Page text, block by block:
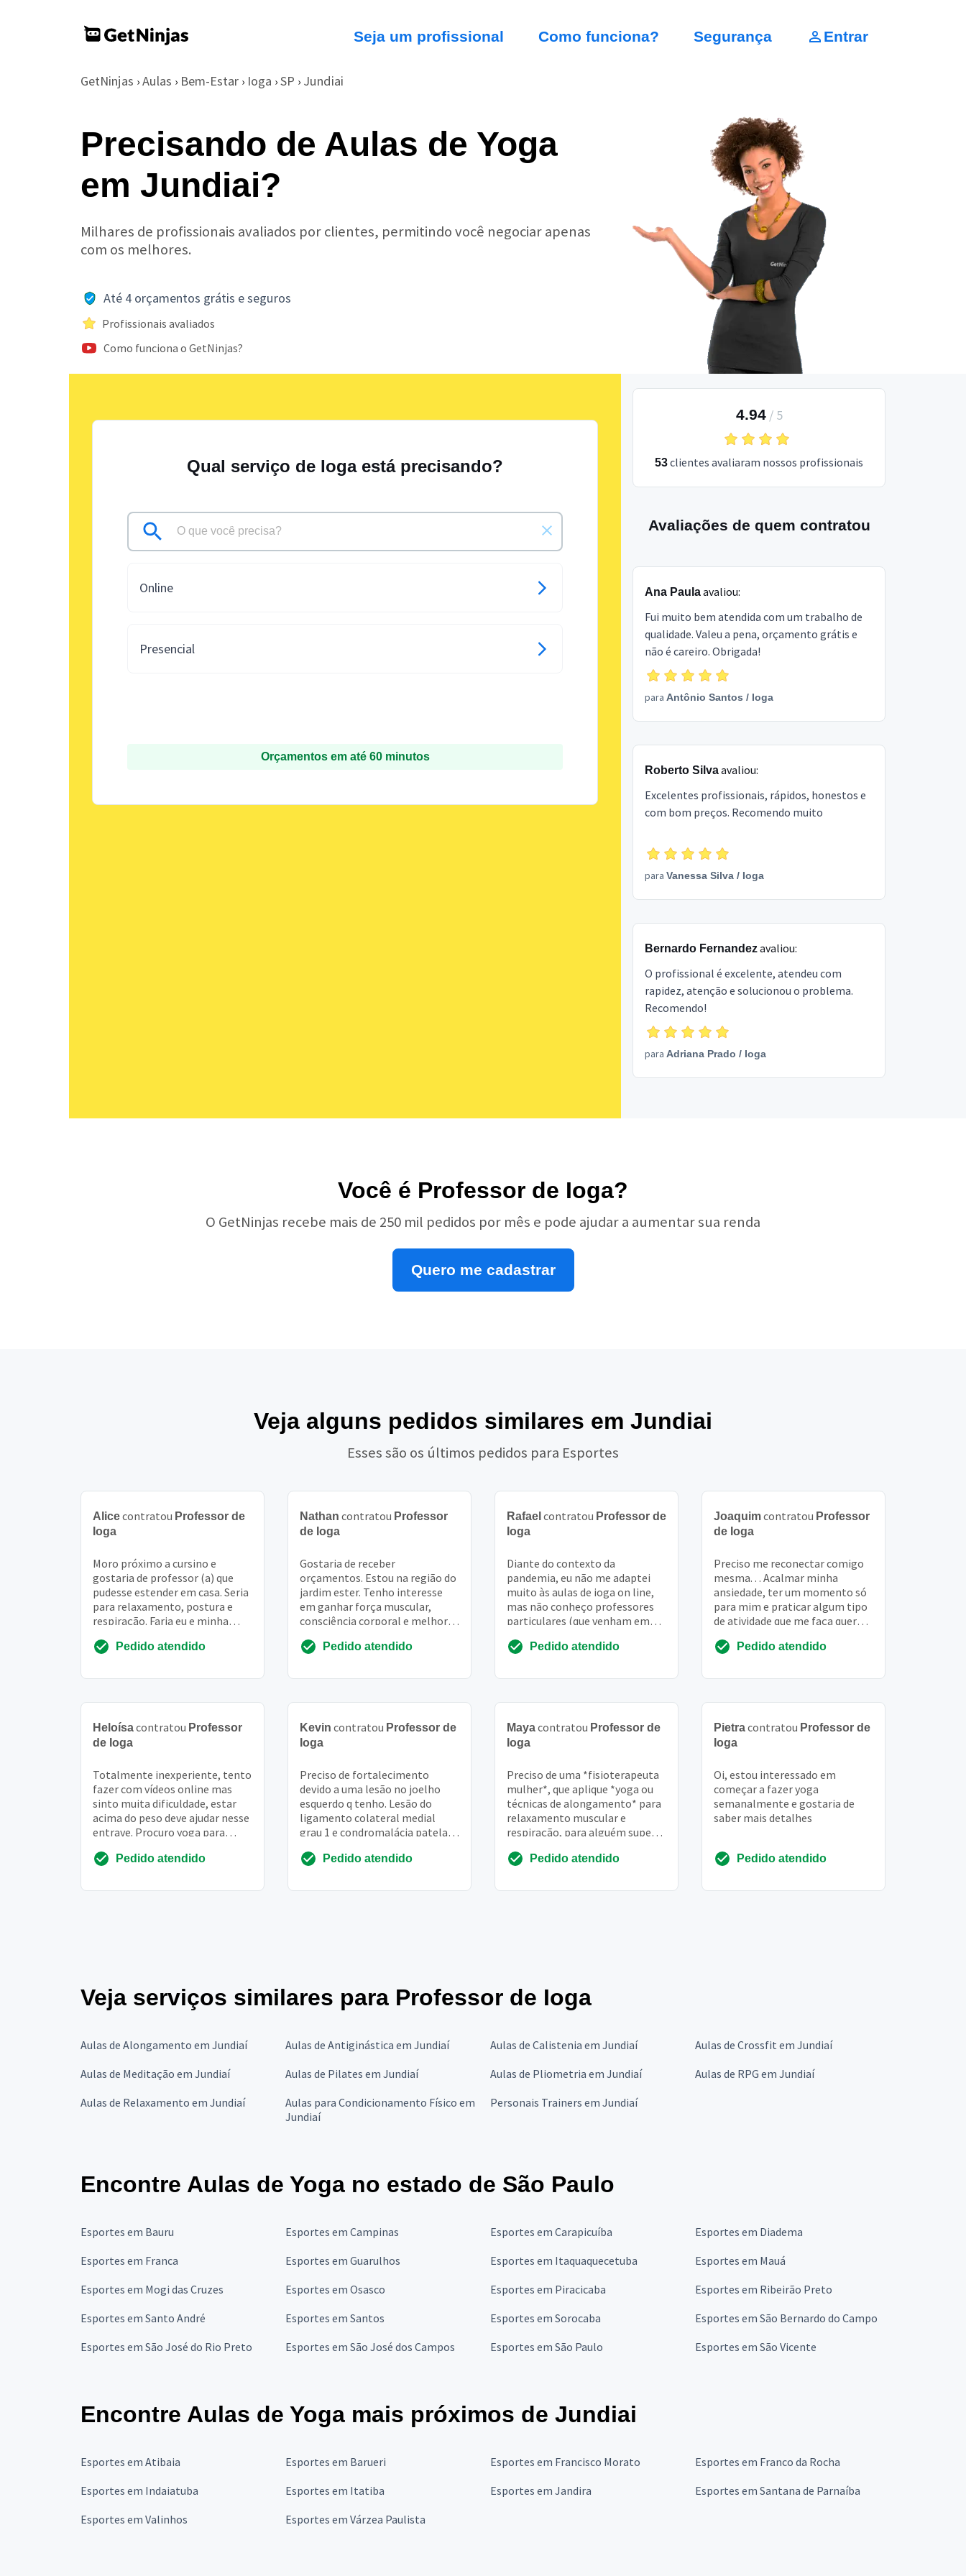
Seja um profissional Como funciona? Segurança Entrar
GetNinjas › Aulas › Bem-Estar › Ioga › SP › Jundiai
Precisando de Aulas de Yoga
em Jundiai?
Milhares de profissionais avaliados por clientes, permitindo você negociar apenas
com os melhores.
Até 4 orçamentos grátis e seguros
Profissionais avaliados
Como funciona o GetNinjas?
Qual serviço de Ioga está precisando?
Online
Presencial
Orçamentos em até 60 minutos
4.94/ 5
53clientes avaliaram nossos profissionais
Avaliações de quem contratou
Ana Paulaavaliou:
Fui muito bem atendida com um trabalho de
qualidade. Valeu a pena, orçamento grátis e
não é careiro. Obrigada!
para Antônio Santos / Ioga
Roberto Silvaavaliou:
Excelentes profissionais, rápidos, honestos e
com bom preços. Recomendo muito
para Vanessa Silva / Ioga
Bernardo Fernandezavaliou:
O profissional é excelente, atendeu com
rapidez, atenção e solucionou o problema.
Recomendo!
para Adriana Prado / Ioga
Você é Professor de Ioga?
O GetNinjas recebe mais de 250 mil pedidos por mês e pode ajudar a aumentar sua renda
Quero me cadastrar
Veja alguns pedidos similares em Jundiai
Esses são os últimos pedidos para Esportes
Alicecontratou Professor de
Ioga
Moro próximo a cursino e
gostaria de professor (a) que
pudesse estender em casa. Seria
para relaxamento, postura e
respiração. Faria eu e minha
Pedido atendido
Nathan contratou Professor
de Ioga
Gostaria de receber
orçamentos. Estou na região do
jardim ester. Tenho interesse
em ganhar força muscular,
consciência corporal e melhor
Pedido atendido
Rafael contratou Professor de
Ioga
Diante do contexto da
pandemia, eu não me adaptei
muito às aulas de ioga on line,
mas não conheço professores
particulares (que venham em
tenho noções de valor...
Pedido atendido
Joaquimcontratou Professor
de Ioga
Preciso me reconectar comigo
mesma. . . Acalmar minha
ansiedade, ter um momento só
para mim e praticar algum tipo
de atividade que me faça querer
procrastinação
Pedido atendido
Heloísacontratou Professor
de Ioga
Totalmente inexperiente, tento
fazer com vídeos online mas
sinto muita dificuldade, estar
acima do peso deve ajudar nesse
entrave. Procuro yoga para
estou faz...
Pedido atendido
Kevin contratou Professor de
Ioga
Preciso de fortalecimento
devido a uma lesão no joelho
esquerdo q tenho. Lesão do
ligamento colateral medial
grau 1 e condromalácia patelar
Pedido atendido
Mayacontratou Professor de
Ioga
Preciso de uma *fisioterapeuta
mulher*, que aplique *yoga ou
técnicas de alongamento* para
relaxamento muscular e
respiração, para alguém super
dor na atm. ...
Pedido atendido
Pietracontratou Professor de
Ioga
Oi, estou interessado em
começar a fazer yoga
semanalmente e gostaria de
saber mais detalhes
Pedido atendido
Veja serviços similares para Professor de Ioga
Aulas de Alongamento em Jundiaí Aulas de Antiginástica em Jundiaí Aulas de Calistenia em Jundiaí
Aulas de Crossfit em Jundiaí
Aulas de Meditação em Jundiaí
Aulas de Pilates em Jundiaí Aulas de Pliometria em Jundiaí
Aulas de RPG em Jundiaí
Aulas de Relaxamento em Jundiaí
Aulas para Condicionamento Físico em
Jundiaí
Personais Trainers em Jundiaí
Encontre Aulas de Yoga no estado de São Paulo
Esportes em Bauru Esportes em Campinas Esportes em Carapicuíba
Esportes em Diadema
Esportes em Franca
Esportes em Guarulhos Esportes em Itaquaquecetuba
Esportes em Mauá
Esportes em Mogi das Cruzes
Esportes em Osasco Esportes em Piracicaba
Esportes em Ribeirão Preto
Esportes em Santo André
Esportes em Santos Esportes em Sorocaba
Esportes em São Bernardo do Campo
Esportes em São José do Rio Preto
Esportes em São José dos Campos Esportes em São Paulo Esportes em São Vicente
Encontre Aulas de Yoga mais próximos de Jundiai
Esportes em Atibaia Esportes em Barueri Esportes em Francisco Morato
Esportes em Franco da Rocha
Esportes em Indaiatuba
Esportes em Itatiba Esportes em Jandira
Esportes em Santana de Parnaíba
Esportes em Valinhos
Esportes em Várzea Paulista